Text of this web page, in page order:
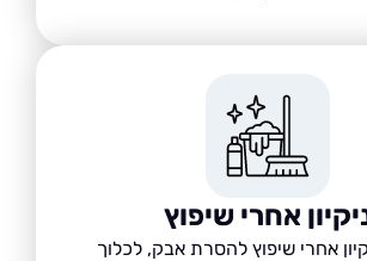
אחרי שיפוץ
שיפוץ להסרת אבק, לכלוך